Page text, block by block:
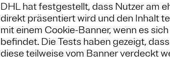
DHL hat festgestellt, dass Nutzer am
direkt präsentiert wird und den Inhalt
mit einem Cookie-Banner, wenn es
befindet. Die Tests haben gezeigt,
diese teilweise vom Banner verdeckt